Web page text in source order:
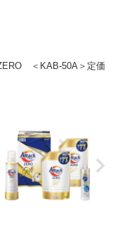
＜KAB-50A＞定価